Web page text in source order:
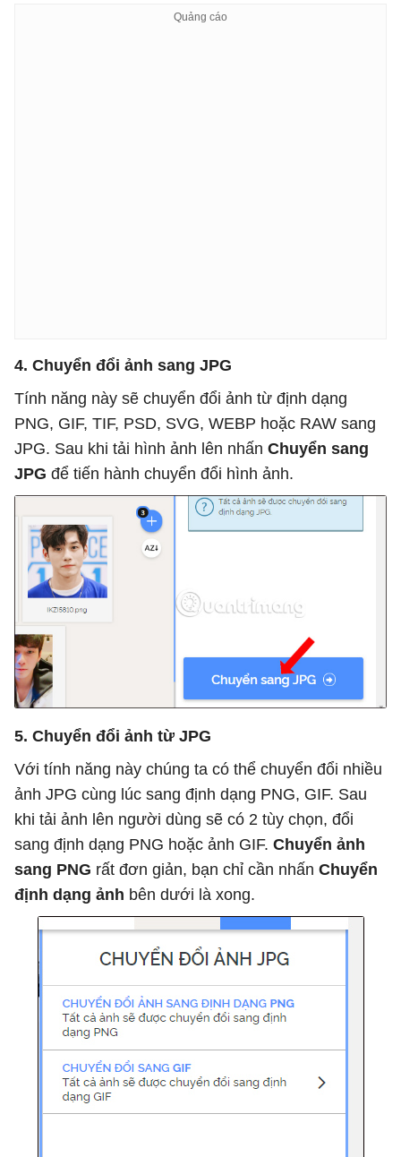
4. Chuyển đổi ảnh sang JPG
Tính năng này sẽ chuyển đổi ảnh từ định dạng
PNG, GIF, TIF, PSD, SVG, WEBP hoặc RAW sang
JPG. Sau khi tải hình ảnh lên nhấn Chuyển sang
JPG để tiến hành chuyển đổi hình ảnh.
5. Chuyển đổi ảnh từ JPG
Với tính năng này chúng ta có thể chuyển đổi nhiều
ảnh JPG cùng lúc sang định dạng PNG, GIF. Sau
khi tải ảnh lên người dùng sẽ có 2 tùy chọn, đổi
sang định dạng PNG hoặc ảnh GIF. Chuyển ảnh
sang PNG rất đơn giản, bạn chỉ cần nhấn Chuyển
định dạng ảnh bên dưới là xong.